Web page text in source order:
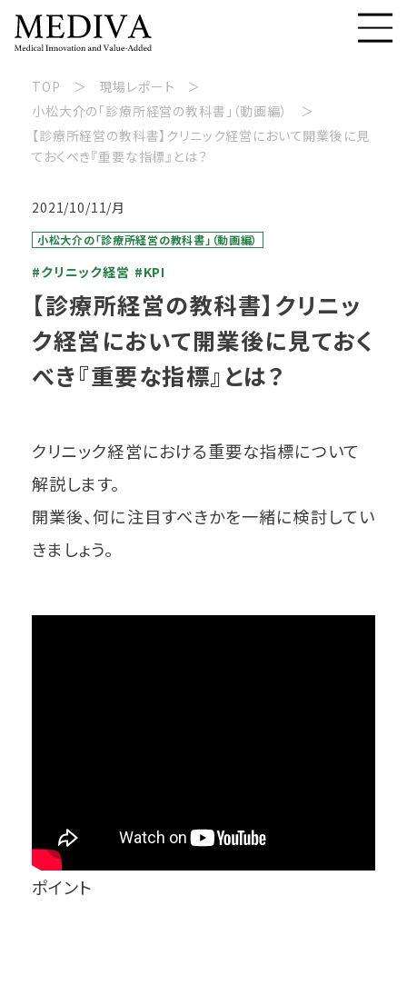
TOP
現場レポート
小松大介の「診療所経営の教科書」（動画編）
【診療所経営の教科書】クリニック経営において開業後に見
ておくべき『重要な指標』とは？
2021/10/11/月
小松大介の「診療所経営の教科書」（動画編）
#クリニック経営 #KPI
【診療所経営の教科書】クリニッ
ク経営において開業後に見ておく
べき『重要な指標』とは？
クリニック経営における重要な指標について
解説します。
開業後、何に注目すべきかを一緒に検討してい
きましょう。
ポイント